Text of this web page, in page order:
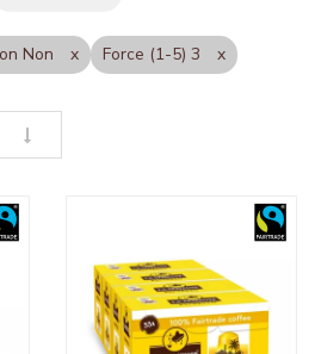
Non Force (1-5) 3
Définir le sens descendant